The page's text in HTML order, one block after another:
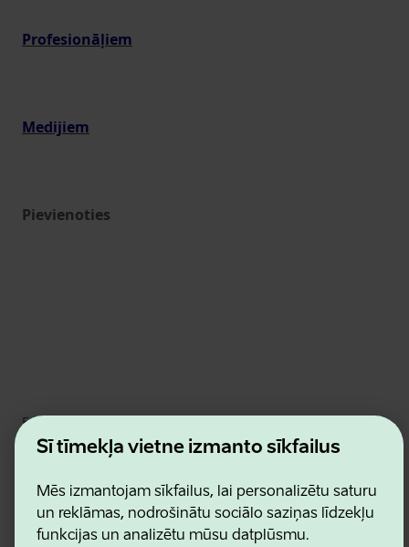
Šī tīmekļa vietne izmanto sīkfailus
Mēs izmantojam sīkfailus, lai personalizētu saturu
un reklāmas, nodrošinātu sociālo saziņas līdzekļu
funkcijas un analizētu mūsu datplūsmu.
Profesionāļiem
Medijiem
Pievienoties
Estonian Business and Innovation Agency
Kontakti
Sadarbības partneri
Sīkdatņu un konfidencialitātes politika